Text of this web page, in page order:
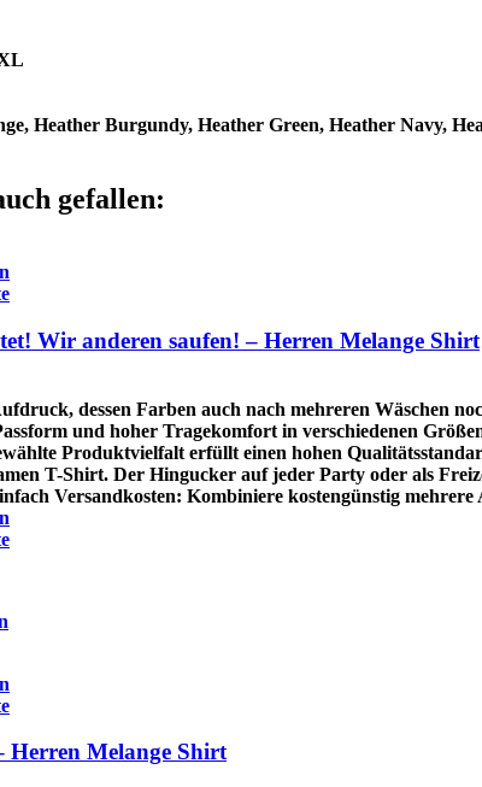
Heather Burgundy, Heather Green, Heather Navy,
gefallen:
Wir anderen saufen! – Herren Melange Shirt
dessen Farben auch nach mehreren Wäschen
und hoher Tragekomfort in verschiedenen
Produktvielfalt erfüllt einen hohen
T-Shirt. Der Hingucker auf jeder Party oder als
Versandkosten: Kombiniere kostengünstig
Herren Melange Shirt